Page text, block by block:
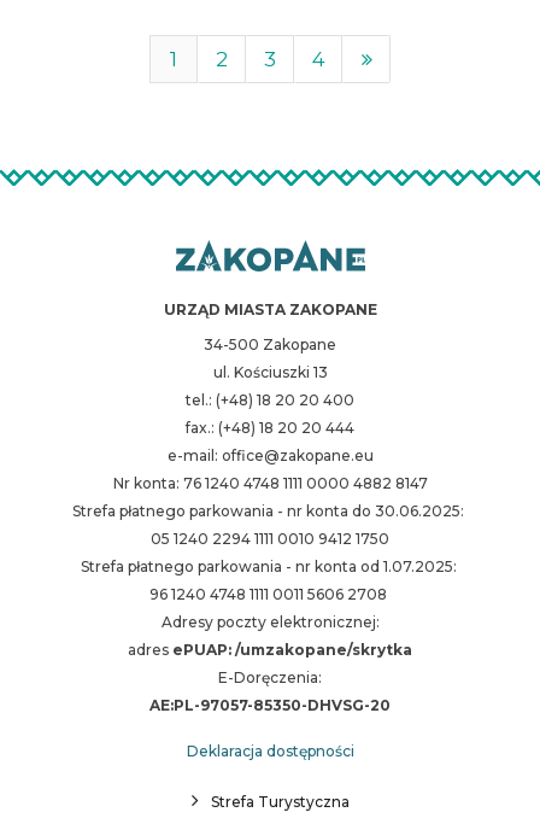
1 2 3 4
URZĄD MIASTA ZAKOPANE
34-500 Zakopane
ul. Kościuszki 13
tel.: (+48) 18 20 20 400
fax.: (+48) 18 20 20 444
e-mail: office@zakopane.eu
Nr konta: 76 1240 4748 1111 0000 4882 8147
Strefa płatnego parkowania - nr konta do 30.06.2025:
05 1240 2294 1111 0010 9412 1750
Strefa płatnego parkowania - nr konta od 1.07.2025:
96 1240 4748 1111 0011 5606 2708
Adresy poczty elektronicznej:
adres ePUAP: /umzakopane/skrytka
E-Doręczenia:
AE:PL-97057-85350-DHVSG-20
Deklaracja dostępności
Strefa Turystyczna